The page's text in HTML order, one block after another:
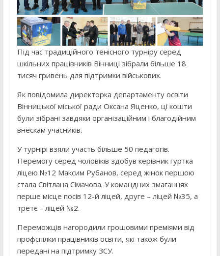
Під час традиційного тенісного турніру серед
шкільних працівників Вінниці зібрали більше 18
тисяч гривень для підтримки військових.
Як повідомила директорка департаменту освіти
Вінницької міської ради Оксана Яценко, ці кошти
були зібрані завдяки організаційним і благодійним
внескам учасників.
У турнірі взяли участь більше 50 педагогів.
Перемогу серед чоловіків здобув керівник гуртка
ліцею №12 Максим Рубанов, серед жінок першою
стала Світлана Сімачова. У командних змаганнях
перше місце посів 12-й ліцей, друге – ліцей №35, а
третє – ліцей №2.
Переможців нагородили грошовими преміями від
профспілки працівників освіти, які також були
передані на підтримку ЗСУ.